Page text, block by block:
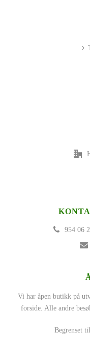
954 06
Vi har åpen butikk på
forside. Alle andre
Begrenset